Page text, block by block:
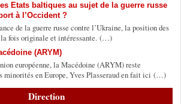
Etats baltiques au sujet de la guerre russe
à l’Occident ?
de la guerre russe contre l’Ukraine, la position des
fois originale et intéressante. (…)
(ARYM)
européenne, la Macédoine (ARYM) reste
minorités en Europe, Yves Plasseraud en fait ici (…)
Direction